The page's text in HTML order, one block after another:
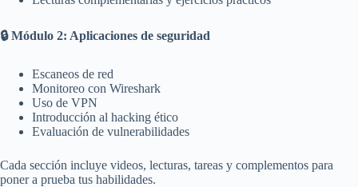
🔒 Módulo 2: Aplicaciones de seguridad
Escaneos de red
Monitoreo con Wireshark
Uso de VPN
Introducción al hacking ético
Evaluación de vulnerabilidades
Cada sección incluye videos, lecturas, tareas y complementos para
poner a prueba tus habilidades.